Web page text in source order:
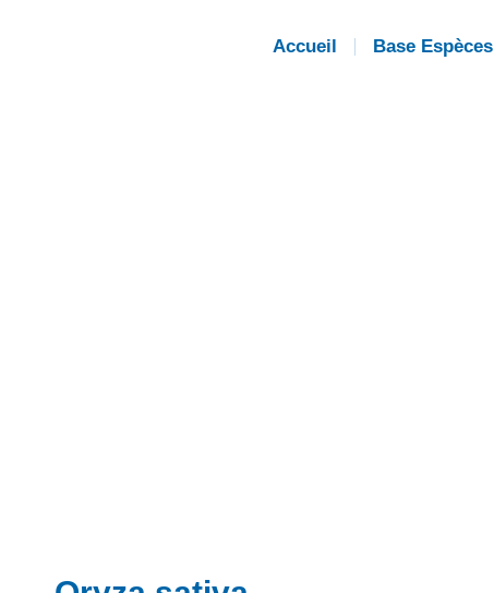
Accueil Base Espèces